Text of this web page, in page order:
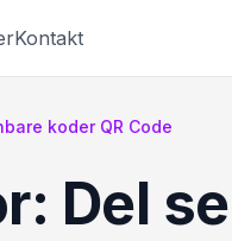
Kontakt
koder QR Code
Del